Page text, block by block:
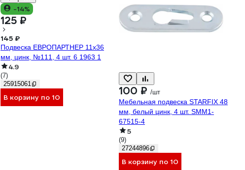
-14%
125 ₽
145 ₽
Подвеска ЕВРОПАРТНЕР 11x36
мм, цинк, №111, 4 шт. 6 1963 1
4.9
(7)
25915061
В корзину по 10
100 ₽ /шт
Мебельная подвеска STARFIX 48
мм, белый цинк, 4 шт. SMM1-
67515-4
5
(9)
27244896
В корзину по 10